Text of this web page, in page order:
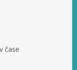
čase